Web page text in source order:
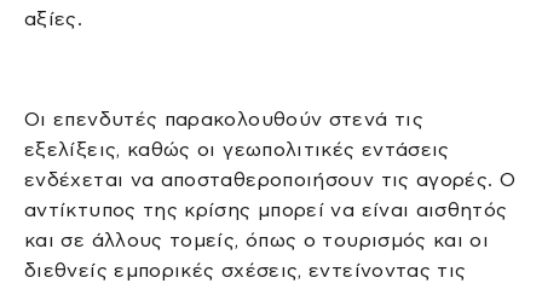
αξίες.
Οι επενδυτές παρακολουθούν στενά τις
εξελίξεις, καθώς οι γεωπολιτικές εντάσεις
ενδέχεται να αποσταθεροποιήσουν τις αγορές. Ο
αντίκτυπος της κρίσης μπορεί να είναι αισθητός
και σε άλλους τομείς, όπως ο τουρισμός και οι
διεθνείς εμπορικές σχέσεις, εντείνοντας τις